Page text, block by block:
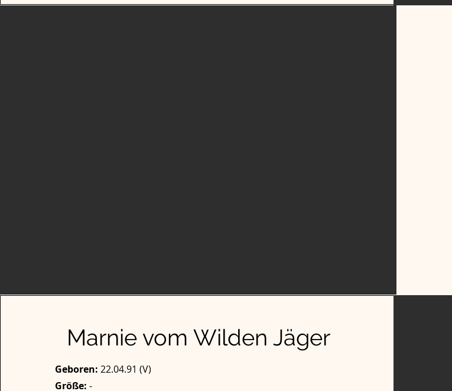
Marnie vom Wilden Jäger
Geboren:22.04.91 (V)
Größe: -